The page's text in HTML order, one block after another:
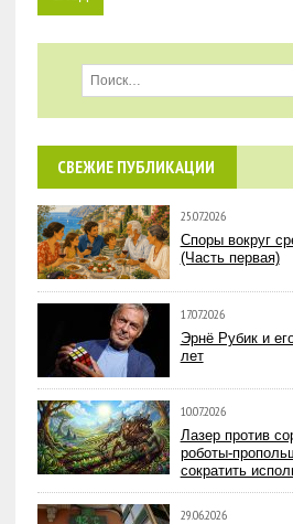
СВЕЖИЕ ПУБЛИКАЦИИ
25.07.2026
Споры вокруг
(Часть первая)
17.07.2026
Эрнё Рубик и
лет
10.07.2026
Лазер против
роботы-
сократить
29.06.2026